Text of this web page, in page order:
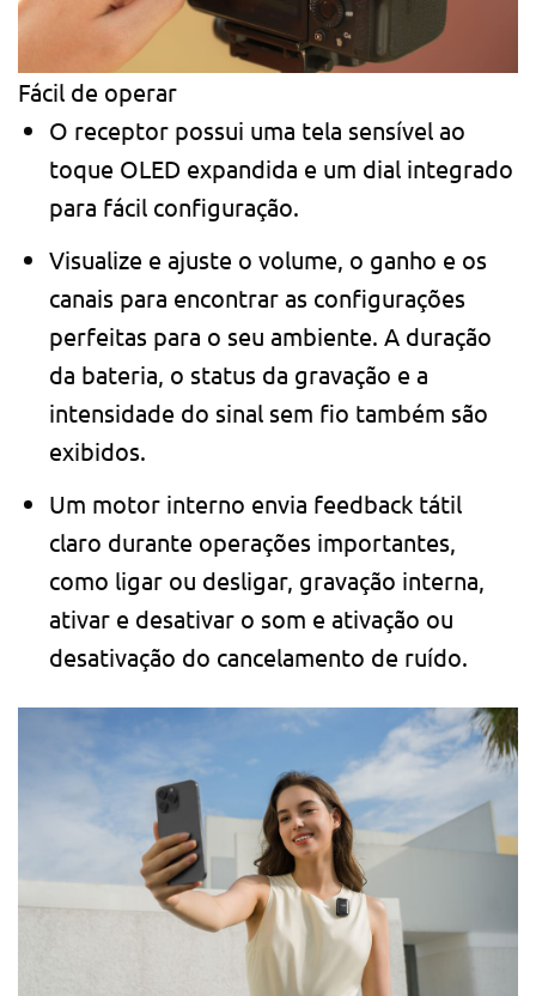
Fácil de operar
O receptor possui uma tela sensível ao
toque OLED expandida e um dial integrado
para fácil configuração.
Visualize e ajuste o volume, o ganho e os
canais para encontrar as configurações
perfeitas para o seu ambiente. A duração
da bateria, o status da gravação e a
intensidade do sinal sem fio também são
exibidos.
Um motor interno envia feedback tátil
claro durante operações importantes,
como ligar ou desligar, gravação interna,
ativar e desativar o som e ativação ou
desativação do cancelamento de ruído.